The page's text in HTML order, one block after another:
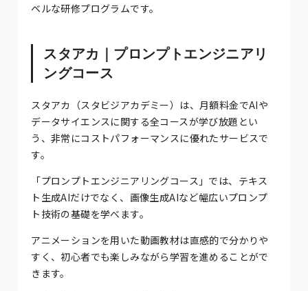
ベルな研修プログラムです。
スタアカ｜プロンプトエンジニアリ
ングコース
スタアカ（スタビジアカデミー）は、月額料金でAIや
データサイエンスに関する全コースが学び放題とい
う、非常にコストパフォーマンスに優れたサービスで
す。
「プロンプトエンジニアリングコース」では、テキス
ト生成AIだけでなく、画像生成AIなど幅広いプロンプ
ト技術の基礎を学べます。
アニメーションを用いた動画教材は直感的で分かりや
すく、初心者でも楽しみながら学習を進めることがで
きます。